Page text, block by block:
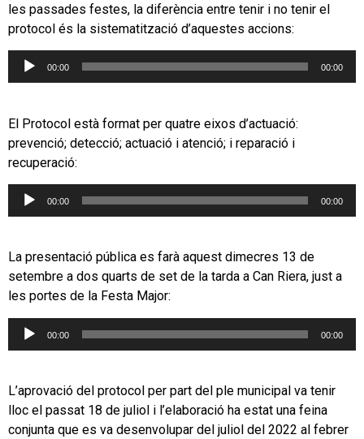
les passades festes, la diferència entre tenir i no tenir el
protocol és la sistematització d’aquestes accions:
Reproductor
00:00 00:00
El Protocol està format per quatre eixos d’actuació:
prevenció; detecció; actuació i atenció; i reparació i
recuperació:
Reproductor
00:00 00:00
La presentació pública es farà aquest dimecres 13 de
setembre a dos quarts de set de la tarda a Can Riera, just a
les portes de la Festa Major:
Reproductor
00:00 00:00
L’aprovació del protocol per part del ple municipal va tenir
lloc el passat 18 de juliol i l’elaboració ha estat una feina
conjunta que es va desenvolupar del juliol del 2022 al febrer